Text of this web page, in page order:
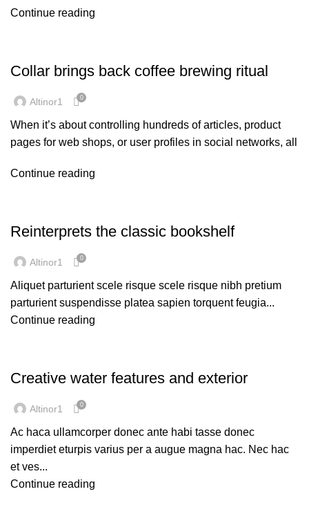
Continue reading
Collar brings back coffee brewing ritual
Altinor1 0
When it’s about controlling hundreds of articles, product
pages for web shops, or user profiles in social networks, all
Continue reading
Reinterprets the classic bookshelf
Altinor1 0
Aliquet parturient scele risque scele risque nibh pretium
parturient suspendisse platea sapien torquent feugia...
Continue reading
Creative water features and exterior
Altinor1 0
Ac haca ullamcorper donec ante habi tasse donec
imperdiet eturpis varius per a augue magna hac. Nec hac
et ves...
Continue reading